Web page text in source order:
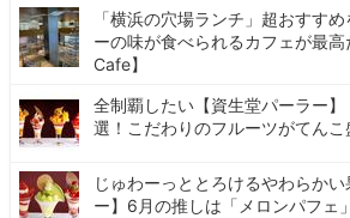
「横浜の穴場ランチ」超おすす
ーの味が食べられるカフェが最
Cafe】
全制覇したい【資生堂パーラー
選！こだわりのフルーツがてん
じゅわーっととろけるやわらか
ー】6月の推しは「メロンパフェ」